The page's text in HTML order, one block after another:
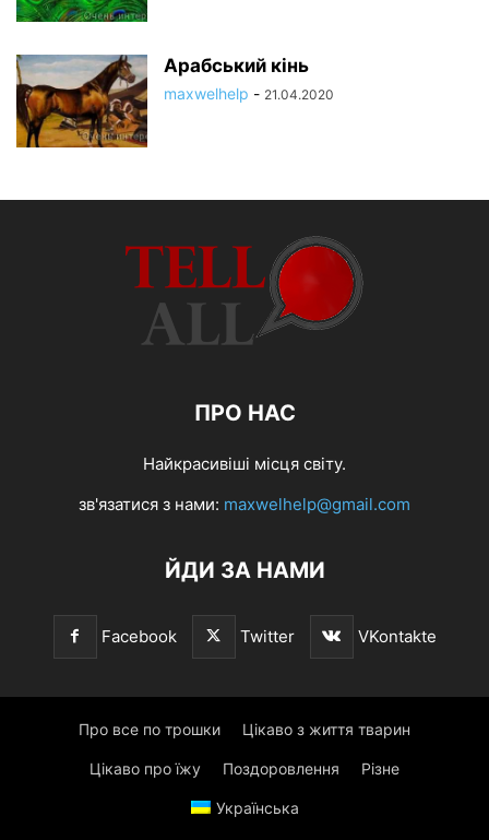
Арабський кінь
maxwelhelp - 21.04.2020
ПРО НАС
Найкрасивіші місця світу.
зв'язатися з нами: maxwelhelp@gmail.com
ЙДИ ЗА НАМИ
Facebook Twitter VKontakte
Про все по трошки Цікаво з життя тварин
Цікаво про їжу Поздоровлення Різне
Українська